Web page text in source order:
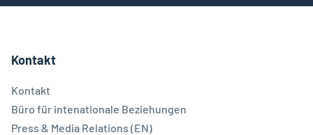
Kontakt
Kontakt
Büro für intenationale Beziehungen
Press & Media Relations (EN)